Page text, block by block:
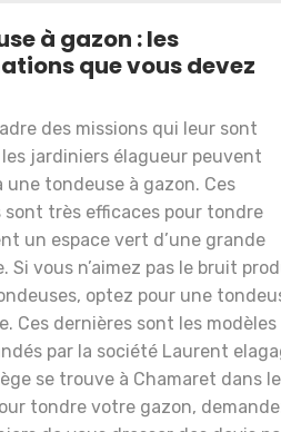
à gazon : les
que vous devez
des missions qui leur sont
jardiniers élagueur peuvent
une tondeuse à gazon. Ces
sont très efficaces pour tondre
un espace vert d’une grande
Si vous n’aimez pas le bruit
optez pour une
Ces dernières sont les modèles
par la société Laurent
se trouve à Chamaret dans le
tondre votre gazon,